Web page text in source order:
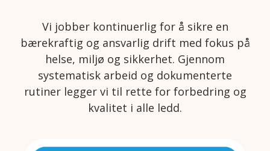
Vi jobber kontinuerlig for å sikre en
bærekraftig og ansvarlig drift med fokus på
helse, miljø og sikkerhet. Gjennom
systematisk arbeid og dokumenterte
rutiner legger vi til rette for forbedring og
kvalitet i alle ledd.